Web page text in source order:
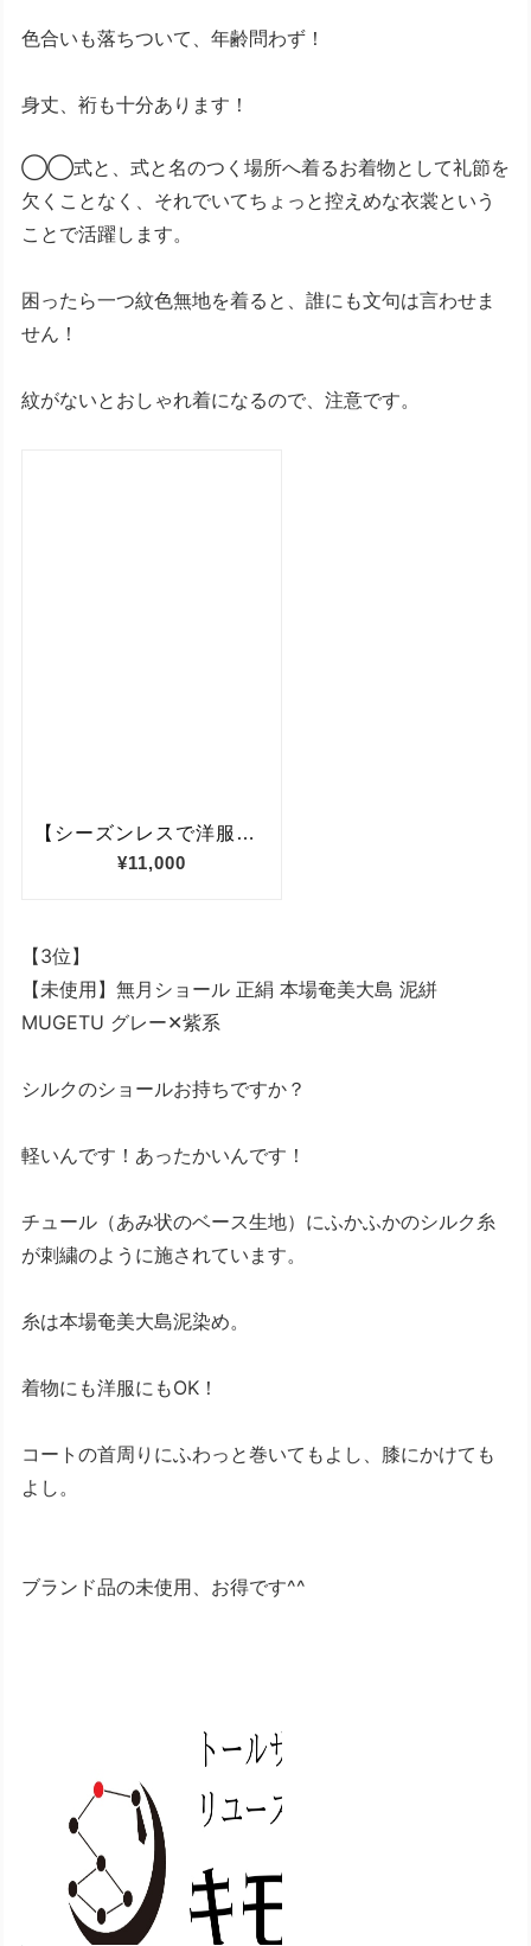
色合いも落ちついて、年齢問わず！
身丈、裄も十分あります！
◯◯式と、式と名のつく場所へ着るお着物として礼節を
欠くことなく、それでいてちょっと控えめな衣裳という
ことで活躍します。
困ったら一つ紋色無地を着ると、誰にも文句は言わせま
せん！
紋がないとおしゃれ着になるので、注意です。
【3位】
【未使用】無月ショール 正絹 本場奄美大島 泥絣
MUGETU グレー✕紫系
シルクのショールお持ちですか？
軽いんです！あったかいんです！
チュール（あみ状のベース生地）にふかふかのシルク糸
が刺繍のように施されています。
糸は本場奄美大島泥染め。
着物にも洋服にもOK！
コートの首周りにふわっと巻いてもよし、膝にかけても
よし。
ブランド品の未使用、お得です^^